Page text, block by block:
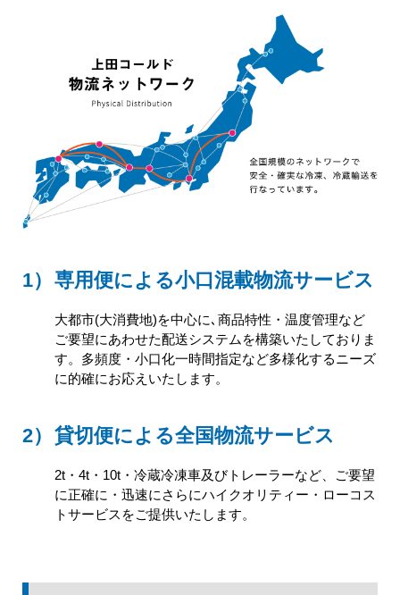
1） 専用便による小口混載物流サービス
大都市(大消費地)を中心に､商品特性・温度管理など
ご要望にあわせた配送システムを構築いたしておりま
す。多頻度・小口化一時間指定など多様化するニーズ
に的確にお応えいたします。
2） 貸切便による全国物流サービス
2t・4t・10t・冷蔵冷凍車及びトレーラーなど、ご要望
に正確に・迅速にさらにハイクオリティー・ローコス
トサービスをご提供いたします。